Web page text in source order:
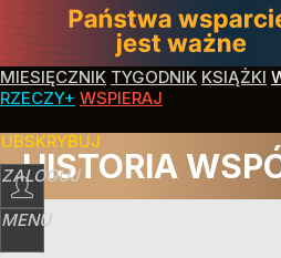
MIESIĘCZNIK TYGODNIK KSIĄŻKI
RZECZY+ WSPIERAJ
ZALOGUJ
MENU
HISTORIA